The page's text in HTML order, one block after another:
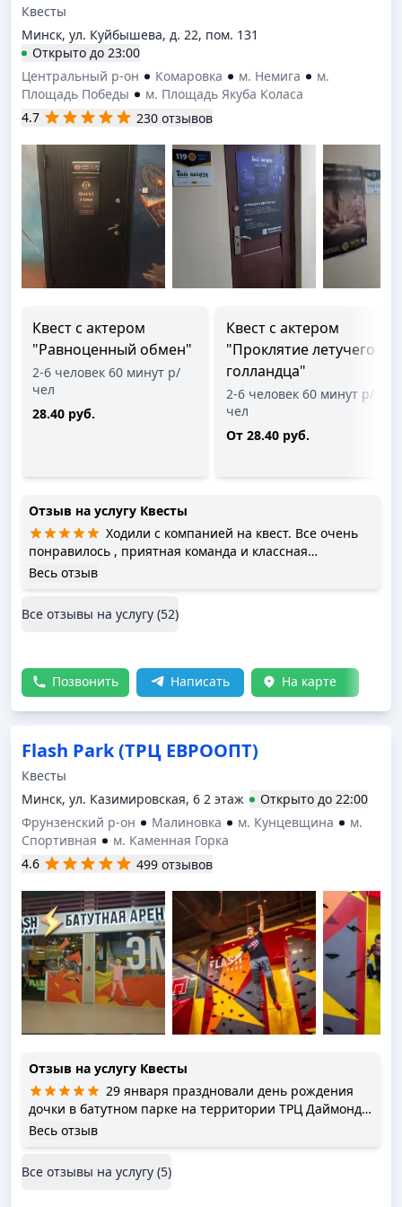
Квесты
Минск, ул. Куйбышева, д. 22, пом. 131
Открыто до 23:00
Центральный р-он
Комаровка м. Немига
м.
Площадь Победы
м. Площадь Якуба Коласа
4.7
230 отзывов
Квест с актером
"Равноценный обмен"
2-6 человек 60 минут р/
чел
28.40 руб.
Квест с актером
"Проклятие летучего
голландца"
2-6 человек 60 минут р/
чел
От 28.40 руб.
Отзыв на услугу Квесты
Ходили с компанией на квест. Все очень
понравилось , приятная команда и классная
атмосфера.
Весь отзыв
Все отзывы на услугу (52)
Позвонить Написать На карте
Flash Park (ТРЦ ЕВРООПТ)
Квесты
Минск, ул. Казимировская, 6 2 этаж
Открыто до 22:00
Фрунзенский р-он
Малиновка м. Кунцевщина
м.
Спортивная
м. Каменная Горка
4.6
499 отзывов
Отзыв на услугу Квесты
29 января праздновали день рождения
дочки в батутном парке на территории ТРЦ Даймонд.
Всё безумно понравилось: вежливый, приятный в
чистота и порядок в помещениях, есть возможность
Весь отзыв
Все отзывы на услугу (5)